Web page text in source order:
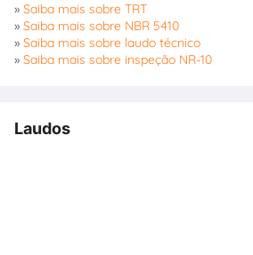
» Saiba mais sobre TRT
» Saiba mais sobre NBR 5410
» Saiba mais sobre laudo técnico
» Saiba mais sobre inspeção NR-10
Laudos